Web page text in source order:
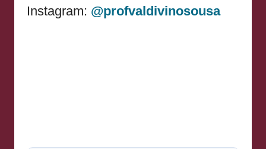
Instagram: @profvaldivinosousa